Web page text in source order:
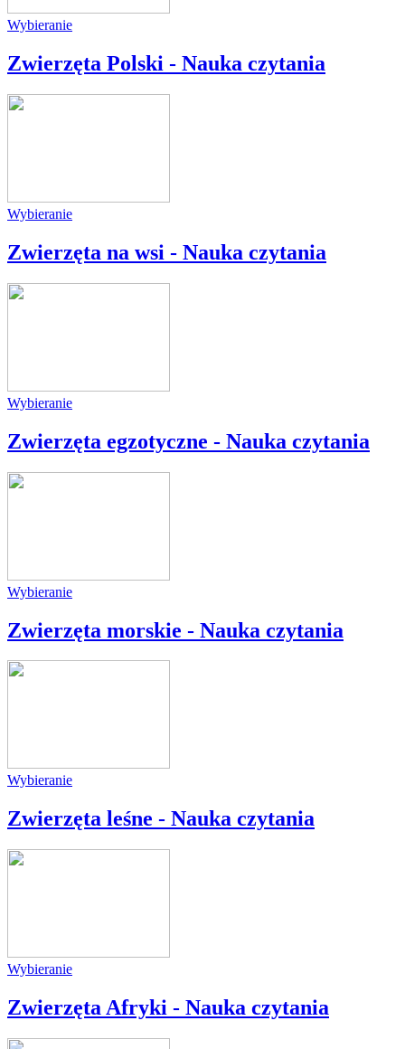
Wybieranie
Zwierzęta Polski - Nauka czytania
Wybieranie
Zwierzęta na wsi - Nauka czytania
Wybieranie
Zwierzęta egzotyczne - Nauka czytania
Wybieranie
Zwierzęta morskie - Nauka czytania
Wybieranie
Zwierzęta leśne - Nauka czytania
Wybieranie
Zwierzęta Afryki - Nauka czytania